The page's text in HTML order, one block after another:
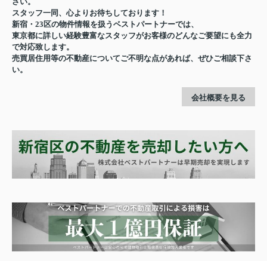
スタッフ一同、心よりお待ちしております！
新宿・23区の物件情報を扱うベストパートナーでは、
東京都に詳しい経験豊富なスタッフがお客様のどんなご要望にも全力
で対応致します。
売買居住用等の不動産についてご不明な点があれば、ぜひご相談下さ
い。
会社概要を見る